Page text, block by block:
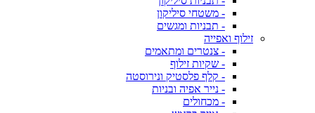
- משטחי סיליקון
- תבניות ומגשים
זילוף ואפייה
- צנטרים ומתאמים
- שקיות זילוף
- קלף פלסטיק ונירוסטה
- נייר אפיה ובניות
- מכחולים